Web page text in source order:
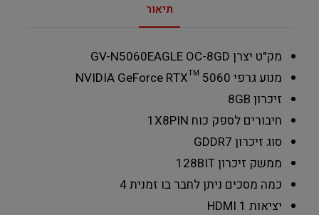
תיאור
מק"ט יצרן GV-N5060EAGLE OC-8GD
מנוע גרפי NVIDIA GeForce RTX™ 5060
זיכרון 8GB
חיבורים לספק כוח 1X8PIN
סוג זיכרון GDDR7
ממשק זיכרון128BIT
כמה מסכים ניתן לחבר בו זמנית4
יציאות HDMI 1